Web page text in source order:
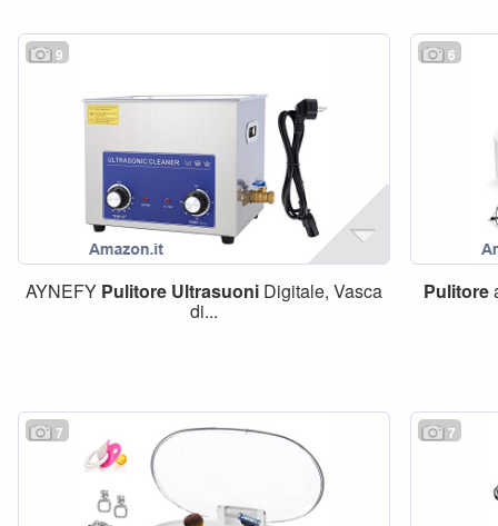
9
AYNEFY Pulitore UltrasuoniDigitale, Vasca
di...
6
Pulitore
7 7